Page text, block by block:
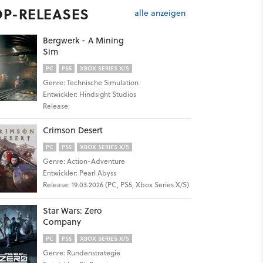
RELEASES alle anzeigen
Bergwerk - A Mining
Sim
PC PS5 XBOX SERIES X/S
Genre: Technische Simulation
Entwickler: Hindsight Studios
Release:
Crimson Desert
PC PS5 XBOX SERIES X/S
Genre: Action-Adventure
Entwickler: Pearl Abyss
Release: 19.03.2026 (PC, PS5, Xbox Series X/S)
Star Wars: Zero
Company
PC PS5 XBOX SERIES X/S
Genre: Rundenstrategie